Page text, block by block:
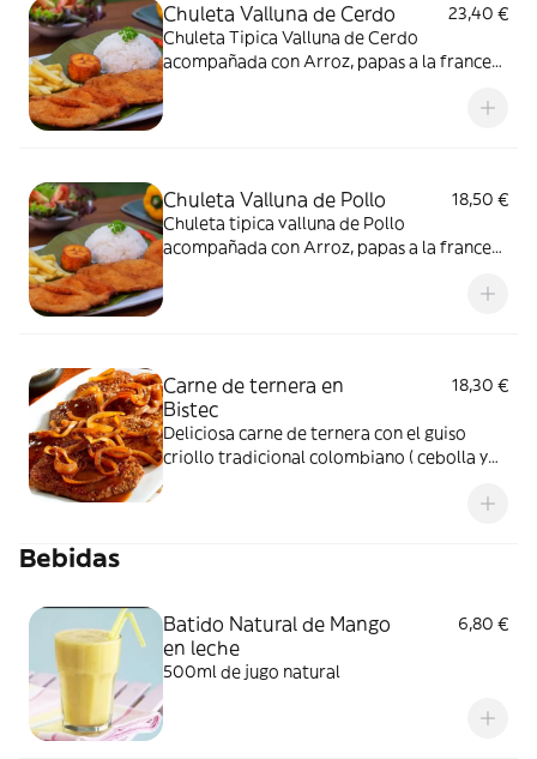
Chuleta Valluna de Cerdo
23,40 €
Chuleta Tipica Valluna de Cerdo
acompañada con Arroz, papas a la francesa
Chuleta Valluna de Pollo
18,50 €
Chuleta tipica valluna de Pollo
acompañada con Arroz, papas a la francesa
Carne de ternera en
Bistec
18,30 €
Deliciosa carne de ternera con el guiso
criollo tradicional colombiano ( cebolla y
Bebidas
Batido Natural de Mango
en leche
6,80 €
500ml de jugo natural